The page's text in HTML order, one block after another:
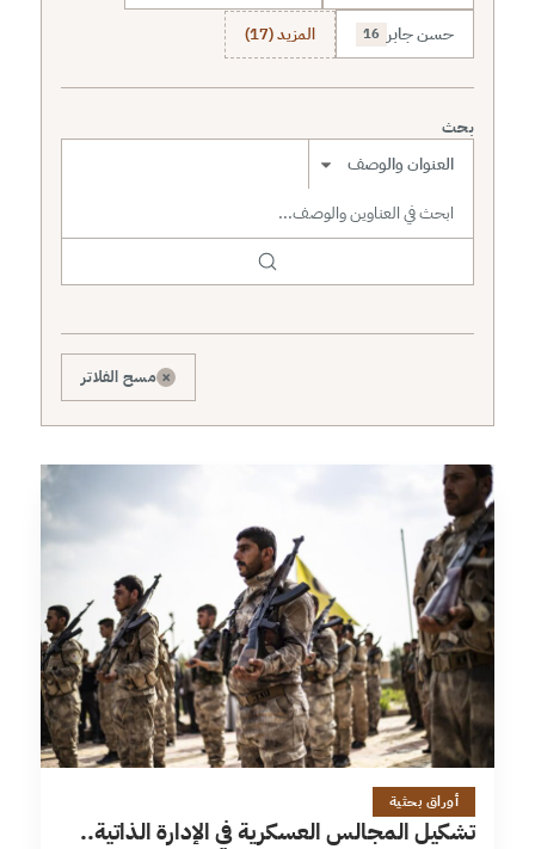
حسن جابر 16 المزيد (17)
بحث
نطاق البحث
× مسح الفلاتر
22 دقائق
أوراق بحثية
تشكيل المجالس العسكرية في الإدارة الذاتية..